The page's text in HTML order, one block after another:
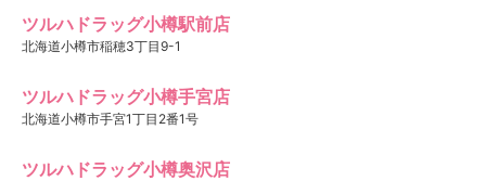
ツルハドラッグ小樽駅前店
北海道小樽市稲穂3丁目9-1
ツルハドラッグ小樽手宮店
北海道小樽市手宮1丁目2番1号
ツルハドラッグ小樽奥沢店